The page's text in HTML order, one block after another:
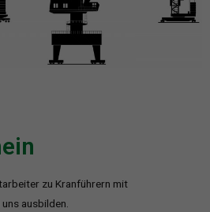
zu Kranführern mit
ausbilden.